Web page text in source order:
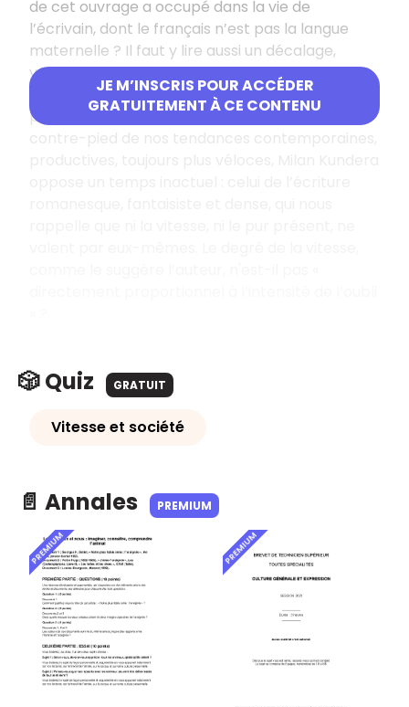
JE M’INSCRIS POUR ACCÉDER
GRATUITEMENT À CE CONTENU
de cet ouvrage a occupé dans la vie de
l’écrivain, dont le français n’est pas la langue
maternelle ? Il faut y lire aussi un décalage,
volontiers affirmé par Milan Kundera, avec un
monde contemporain où le pur présent est
porté au pinacle, et la vitesse encensée. À
contre-pied de nos tendances contemporaines,
🎲 Quiz GRATUIT
Vitesse et société
📄 Annales PREMIUM
PREMIUM PREMIUM